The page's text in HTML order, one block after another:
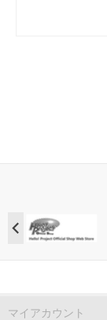
マイアカウント